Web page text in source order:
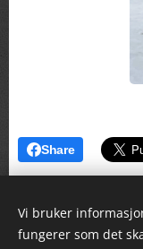
Share
Vi bruker
fungerer som det